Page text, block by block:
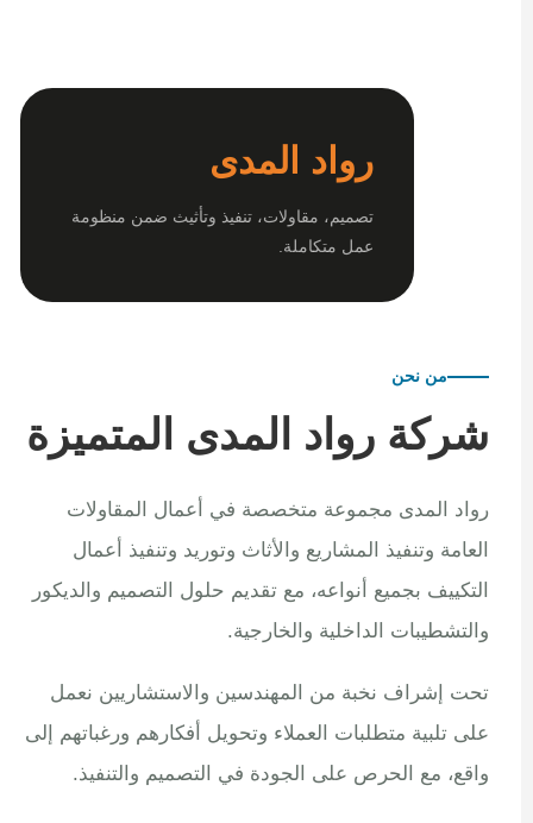
رواد المدى
تصميم، مقاولات، تنفيذ وتأثيث ضمن منظومة
عمل متكاملة.
من نحن
شركة رواد المدى المتميزة
رواد المدى مجموعة متخصصة في أعمال المقاولات
العامة وتنفيذ المشاريع والأثاث وتوريد وتنفيذ أعمال
التكييف بجميع أنواعه، مع تقديم حلول التصميم والديكور
والتشطيبات الداخلية والخارجية.
تحت إشراف نخبة من المهندسين والاستشاريين نعمل
على تلبية متطلبات العملاء وتحويل أفكارهم ورغباتهم إلى
واقع، مع الحرص على الجودة في التصميم والتنفيذ.